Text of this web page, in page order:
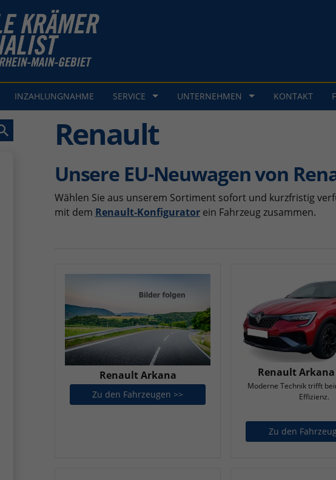
INZAHLUNGNAHME SERVICE UNTERNEHMEN KONTAKT
Renault
Unsere EU-Neuwagen von
Wählen Sie aus unserem Sortiment sofort und kurzfristig
mit dem Renault-Konfiguratorein Fahrzeug zusammen.
Renault Arkana
Zu den Fahrzeugen >>
Renault Arkana
Moderne Technik trifft
Effizienz.
Zu den